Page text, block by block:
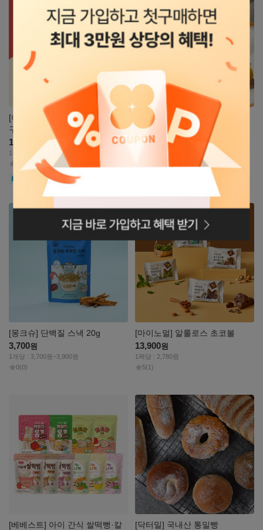
[아스트로파머] 껍질없는 한입 고
구마 120g
18,000
1팩당 : 1,613원~1,800원
(4)
무료
[이젠슬림] 통통 구운 감자
10% 13,500 원15,000
1팩당 : 2,500원~2,700원
[몽크슈] 단백질 스낵 20g
3,700원
1개당 : 3,700원~3,900원
0(0)
자세히
[마이노멀] 알룰로스 초코볼
13,900원
1팩당 : 2,780원
5(1)
자세히
보기
[베베스트] 아이 간식 쌀떡뻥·칼 [닥터밀] 국내산 통밀빵
자세히
보기
로그인페이지로